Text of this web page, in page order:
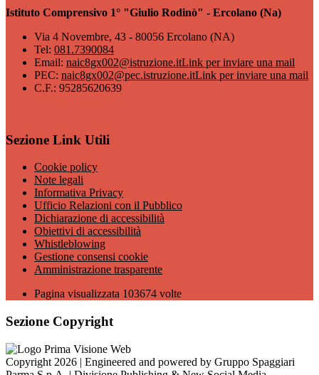
Istituto Comprensivo 1° "Giulio Rodinò" - Ercolano (Na)
Via 4 Novembre, 43 - 80056 Ercolano (NA)
Tel: 081.7390084
Email: naic8gx002@istruzione.itLink per inviare una mail
PEC: naic8gx002@pec.istruzione.itLink per inviare una mail
C.F.: 95285620639
Sezione Link Utili
Cookie policy
Note legali
Informativa Privacy
Ufficio Relazioni con il Pubblico
Dichiarazione di accessibilità
Obiettivi di accessibilità
Whistleblowing
Gestione consensi cookie
Amministrazione trasparente
Pagina visualizzata 103674 volte
Sezione Copyright
Copyright 2026 | Engineered and powered by Gruppo Spaggiari